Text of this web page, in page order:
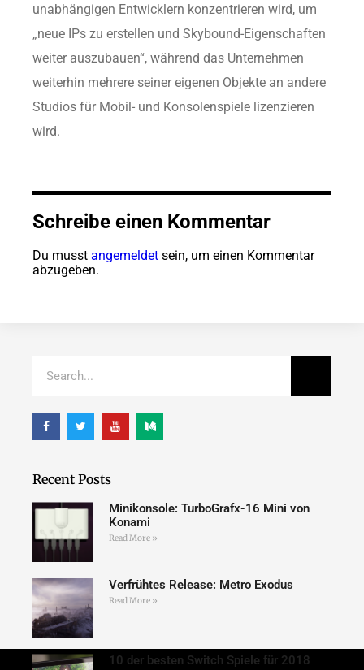
unabhängigen Entwicklern konzentrieren wird, um
„neue IPs zu erstellen und Skybound-Eigenschaften
weiter auszubauen“, während das Unternehmen
weiterhin mehrere seiner eigenen Objekte an andere
Studios für Mobil- und Konsolenspiele lizenzieren
wird.
Schreibe einen Kommentar
Du musst angemeldet sein, um einen Kommentar
abzugeben.
Recent Posts
Minikonsole: TurboGrafx-16 Mini von
Konami
Read More »
Verfrühtes Release: Metro Exodus
Read More »
10 der besten Switch Spiele für 2018